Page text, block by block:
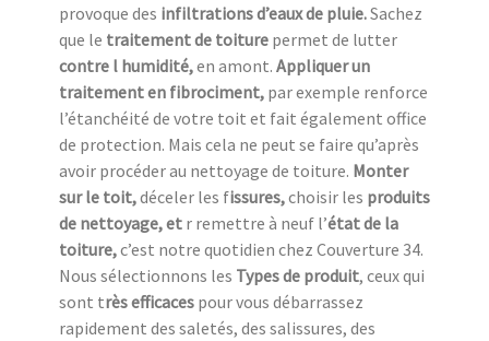
provoque des infiltrations d’eaux de pluie.Sachez
que le traitement de toiture permet de lutter
contre l humidité,en amont. Appliquer un
traitement en fibrociment, par exemple renforce
l’étanchéité de votre toit et fait également office
de protection. Mais cela ne peut se faire qu’après
avoir procéder au nettoyage de toiture. Monter
sur le toit,déceler les fissures,choisir les produits
de nettoyage, et r remettre à neuf l’état de la
toiture,c’est notre quotidien chez Couverture 34.
Nous sélectionnons les Types de produit, ceux qui
sont très efficaces pour vous débarrassez
rapidement des saletés, des salissures, des